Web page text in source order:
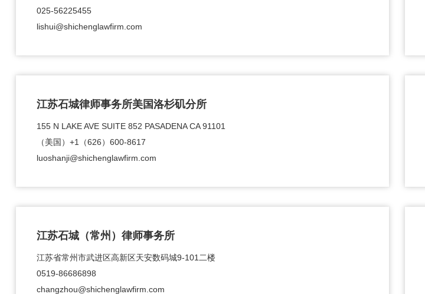
025-56225455
lishui@shichenglawfirm.com
江苏石城律师事务所美国洛杉矶分所
155 N LAKE AVE SUITE 852 PASADENA CA 91101
（美国）+1（626）600-8617
luoshanji@shichenglawfirm.com
江苏石城（常州）律师事务所
江苏省常州市武进区高新区天安数码城9-101二楼
0519-86686898
changzhou@shichenglawfirm.com